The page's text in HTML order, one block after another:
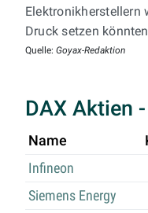
Elektronikherstellern
Druck setzen
Quelle: Goyax-Redaktion
DAX Aktien
Name
Infineon
Siemens Energy